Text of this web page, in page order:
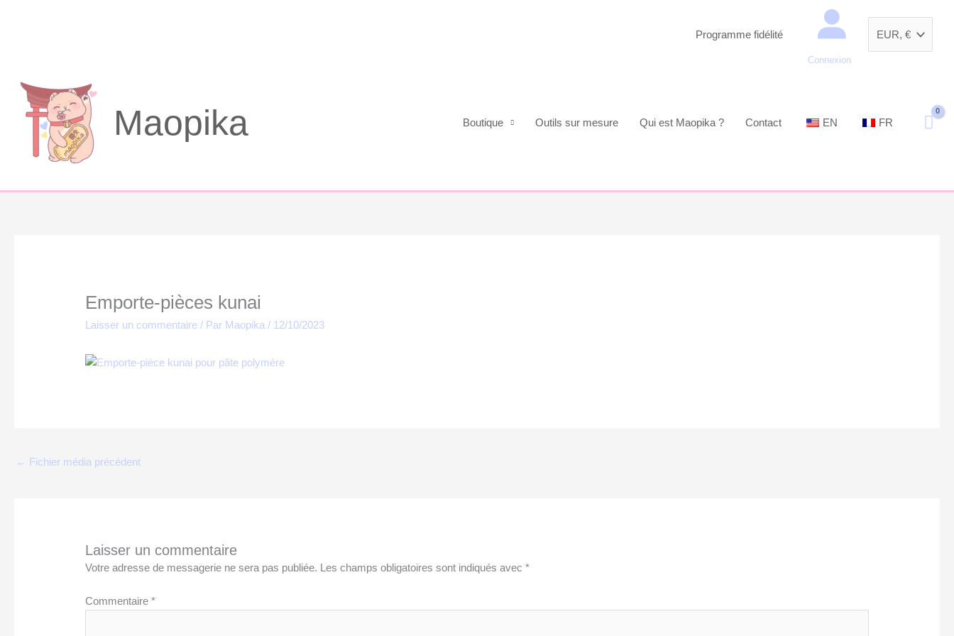
Programme fidélité
Connexion
Maopika Boutique Outils sur mesure Qui est Maopika ? Contact EN FR
Emporte-pièces kunai
Laisser un commentaire / Par Maopika/ 12/10/2023
← Fichier média précédent
Laisser un commentaire
Votre adresse de messagerie ne sera pas publiée. Les champs obligatoires sont indiqués avec*
Commentaire*
Recherche